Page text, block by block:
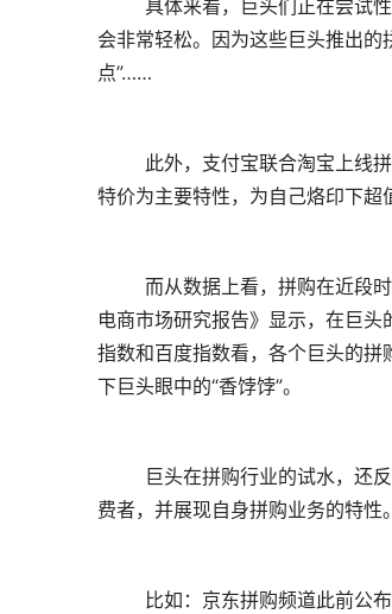
会非常轻松。因为这些巨头推出
点”……
特价为主要特性，为自己烙印下超
电商市场研究报告》显示，在巨
指数和百度指数看，各个巨头的
下巨头眼中的“香饽饽”。
费者，并展现自身拼购业务的特性。